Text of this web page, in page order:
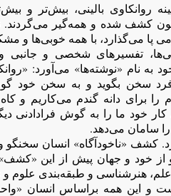
روانکاوی بالینی، بیش‌تر و
کشف شده و همه‌گیر می‌گردند.
پا می‌گذارد، با همه خوبی‌ها و
تفسیرهای شخصی و جانبی و
به نام «نوشته‌ها» می‌آورد:
سخن بگوید و به سخن خود
برای دانه گندم می‌کاریم و
کار خود ما را به گوش فرادادنی
سامان می‌دهد.
کشف «ناخودآگاه» انسان سخنگو
خود و جهان پیش از این «کشف»
هنرشناسی و طبقه‌بندی علوم و
و این همه براساس انسان